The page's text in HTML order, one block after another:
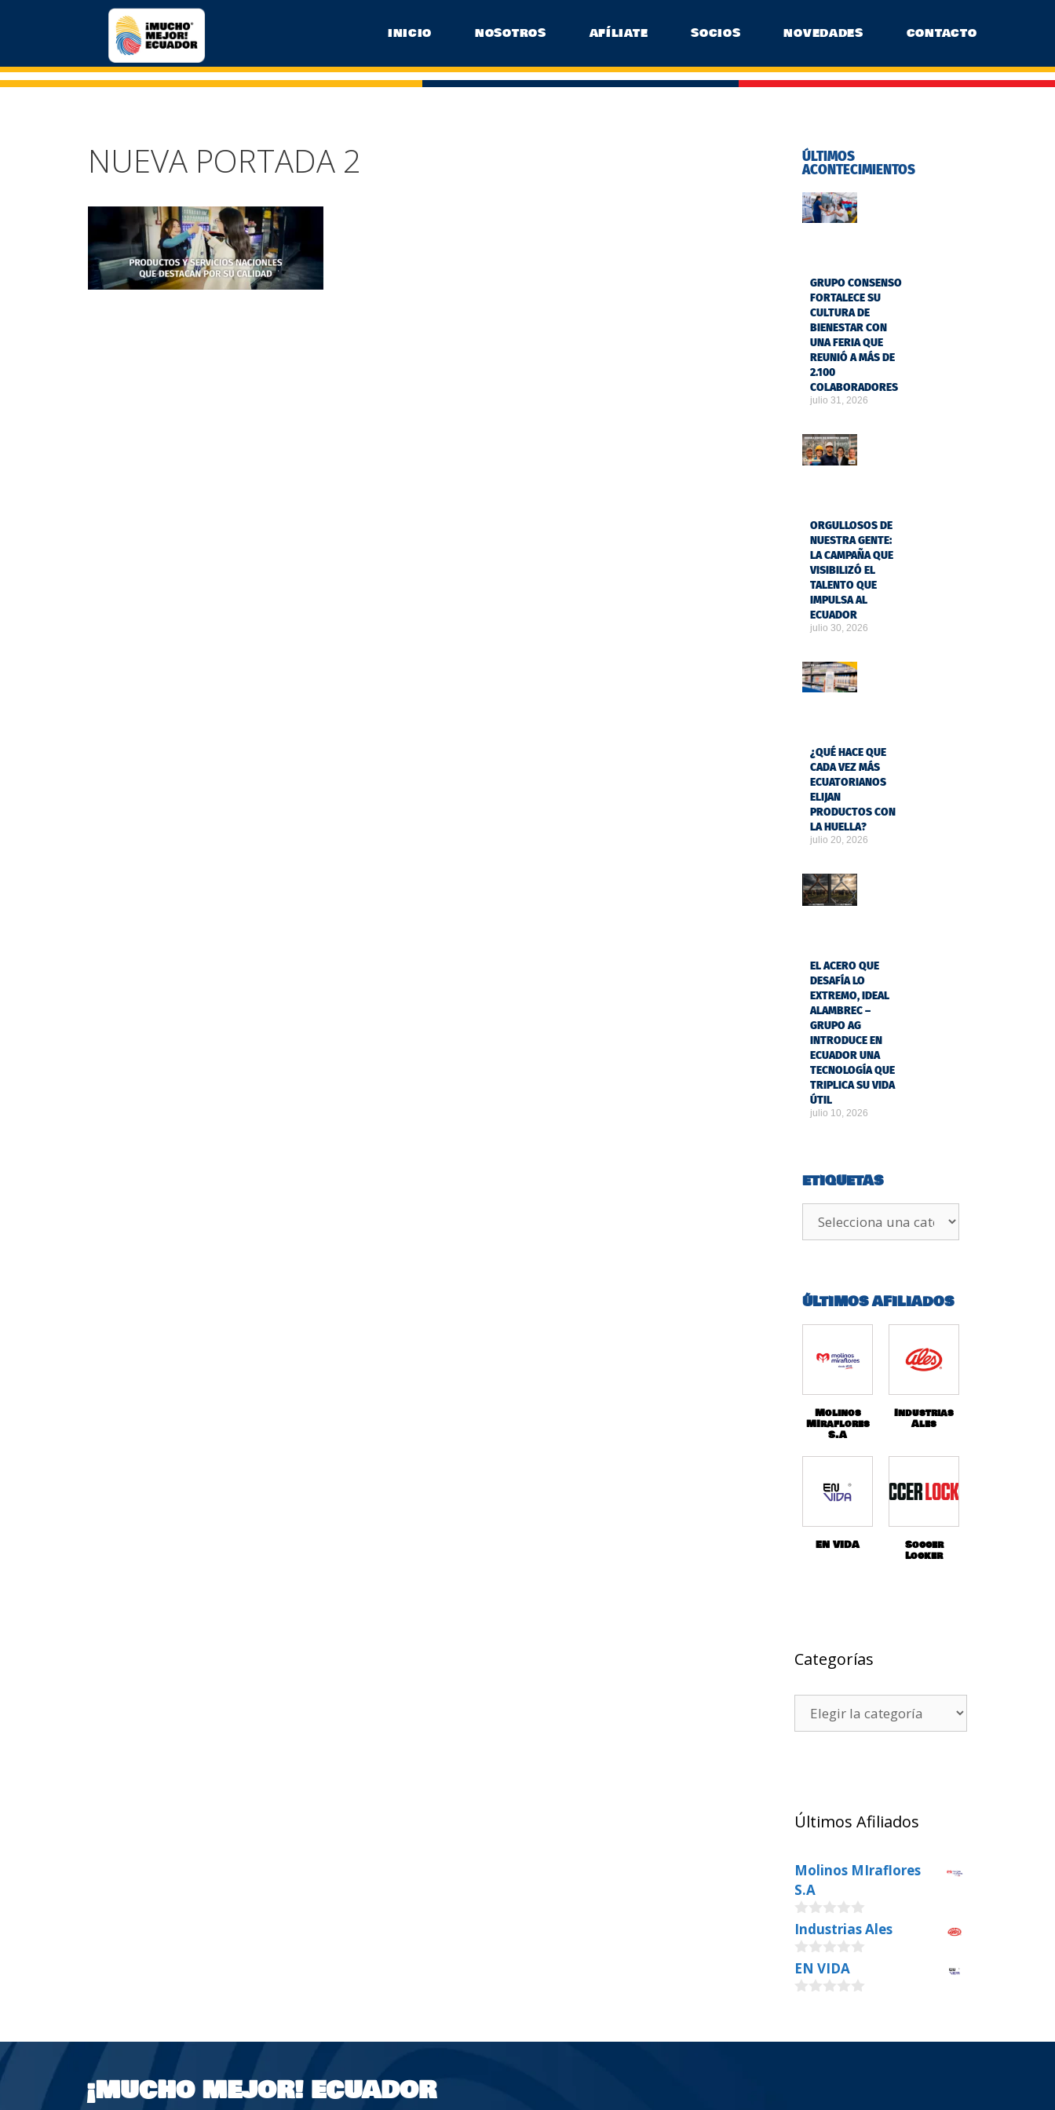
INICIO NOSOTROS AFÍLIATE SOCIOS NOVEDADES CONTACTO
NUEVA PORTADA 2
ÚLTIMOS
ACONTECIMIENTOS
GRUPO CONSENSO
FORTALECE SU
CULTURA DE
BIENESTAR CON
UNA FERIA QUE
REUNIÓ A MÁS DE
2.100
COLABORADORES
julio 31, 2026
ORGULLOSOS DE
NUESTRA GENTE:
LA CAMPAÑA QUE
VISIBILIZÓ EL
TALENTO QUE
IMPULSA AL
ECUADOR
julio 30, 2026
¿QUÉ HACE QUE
CADA VEZ MÁS
ECUATORIANOS
ELIJAN
PRODUCTOS CON
LA HUELLA?
julio 20, 2026
EL ACERO QUE
DESAFÍA LO
EXTREMO, IDEAL
ALAMBREC –
GRUPO AG
INTRODUCE EN
ECUADOR UNA
TECNOLOGÍA QUE
TRIPLICA SU VIDA
ÚTIL
julio 10, 2026
ETIQUETAS
ÚLTIMOS AFILIADOS
Molinos
MIraflores
S.A
Industrias
Ales
EN VIDA Soccer
Locker
Categorías
Últimos Afiliados
Molinos MIraflores
S.A
0
o
u
t
o
f
Industrias Ales
0
o
u
5
EN VIDA
t
¡MUCHO MEJOR! ECUADOR